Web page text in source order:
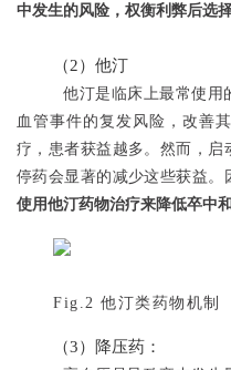
中发生的风险，权衡利弊后选择
（2）他汀
他汀是临床上最常使用
血管事件的复发风险，改善
疗，患者获益越多。然而，
停药会显著的减少这些获益。
使用他汀药物治疗来降低卒中
Fig.2 他汀类药物机制
（3）降压药：